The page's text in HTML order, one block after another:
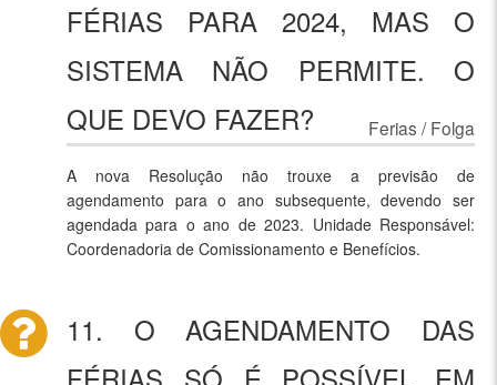
FÉRIAS PARA 2024, MAS O
SISTEMA NÃO PERMITE. O
QUE DEVO FAZER?
Ferias / Folga
A nova Resolução não trouxe a previsão de
agendamento para o ano subsequente, devendo ser
agendada para o ano de 2023. Unidade Responsável:
Coordenadoria de Comissionamento e Benefícios.
11. O AGENDAMENTO DAS